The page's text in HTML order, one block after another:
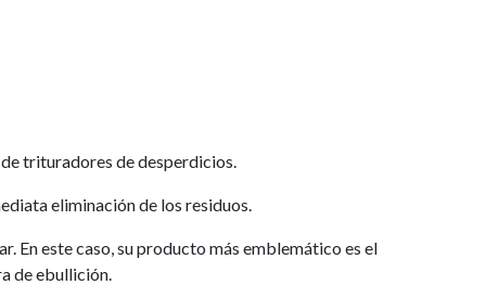
trituradores de desperdicios.
eliminación de los residuos.
En este caso, su producto más emblemático es el
de ebullición.